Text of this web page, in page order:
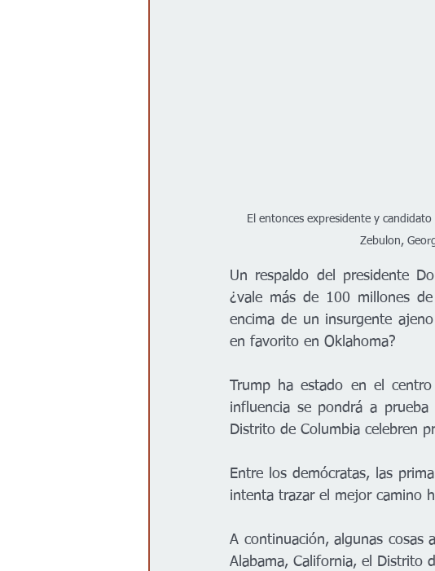
El entonces expresidente y
Zebulon,
Un respaldo del presidente
¿vale más de 100 millones
encima de un insurgente
en favorito en Oklahoma?
Trump ha estado en el
influencia se pondrá a
Distrito de Columbia celebren
Entre los demócratas, las
intenta trazar el mejor camino
A continuación, algunas cosas
Alabama, California, el Distrito